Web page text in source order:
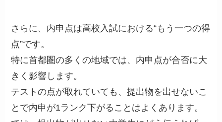
さらに、内申点は高校入試における“もう一つの得
点”です。
特に首都圏の多くの地域では、内申点が合否に大
きく影響します。
テストの点が取れていても、提出物を出せないこ
とで内申が1ランク下がることはよくあります。